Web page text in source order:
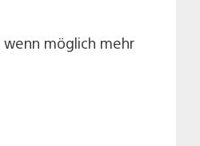
möglich mehr